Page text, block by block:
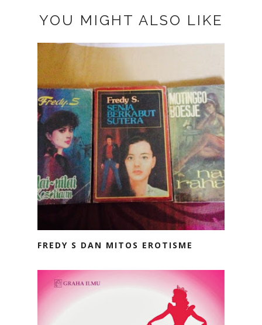
YOU MIGHT ALSO LIKE
FREDY S DAN MITOS EROTISME